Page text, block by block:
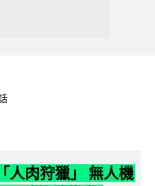
人肉狩獵」 無人機